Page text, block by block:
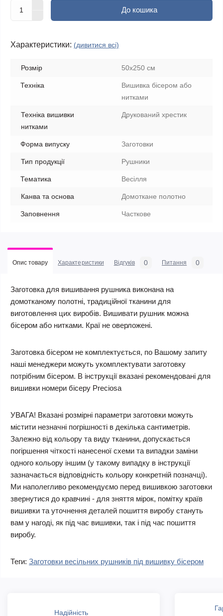
До кошика
Характеристики: (дивитися всі)
Розмір 50х250 см
Техніка
Вишивка бісером або
нитками
Техніка вишивки
нитками
Друкований хрестик
Форма випуску Заготовки
Тип продукції Рушники
Тематика Весілля
Канва та основа Домоткане полотно
Заповнення Часткове
Опис товару Характеристики Відгуків 0 Питання 0
Заготовка для вишивання рушника виконана на
домотканому полотні, традиційної тканини для
виготовлення цих виробів. Вишивати рушник можна
бісером або нитками. Краї не оверложені.
Заготовка бісером не комплектується, по Вашому запиту
наші менеджери можуть укомплектувати заготовку
потрібним бісером. В інструкції вказані рекомендовані для
вишивки номери бісеру Preciosa
УВАГА! Вказані розмірні параметри заготовки можуть
містити незначні погрішності в декілька сантиметрів.
Залежно від кольору та виду тканини, допускається
погіршення чіткості нанесеної схеми та випадки заміни
одного кольору іншим (у такому випадку в інструкції
зазначається відповідність кольору конкретній позначці).
Ми наполегливо рекомендуємо перед вишивкою заготовки
звернутися до кравчині - для зняття мірок, помітку країв
вишивки та уточнення деталей пошиття виробу стануть
вам у нагоді, як під час вишивки, так і під час пошиття
виробу.
Теги: Заготовки весільних рушників під вишивку бісером
Надійність